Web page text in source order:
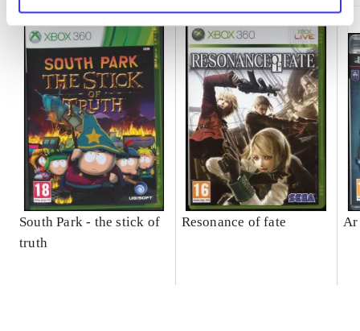
South Park - the stick of
truth
Resonance of fate Ar